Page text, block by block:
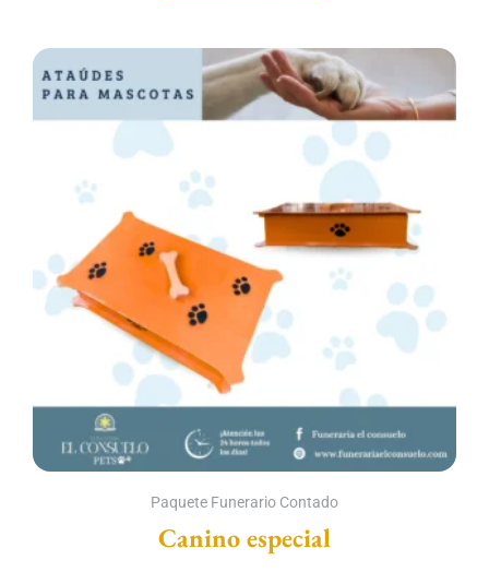
Paquete Funerario Contado
Canino especial